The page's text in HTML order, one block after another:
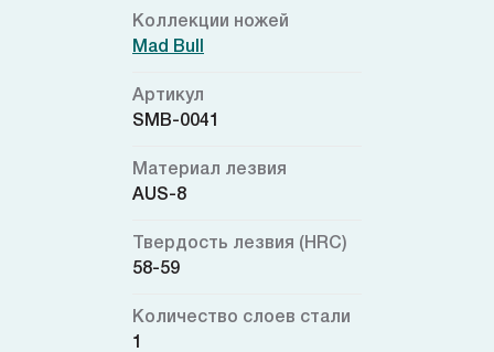
Коллекции ножей
Mad Bull
Артикул
SMB-0041
Материал лезвия
AUS-8
Твердость лезвия (HRC)
58-59
Количество слоев стали
1